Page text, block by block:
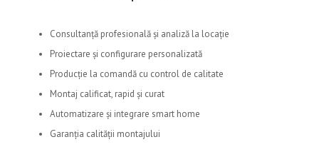
Consultanță profesională și analiză la locație
Proiectare și configurare personalizată
Producție la comandă cu control de calitate
Montaj calificat, rapid și curat
Automatizare și integrare smart home
Garanția calității montajului